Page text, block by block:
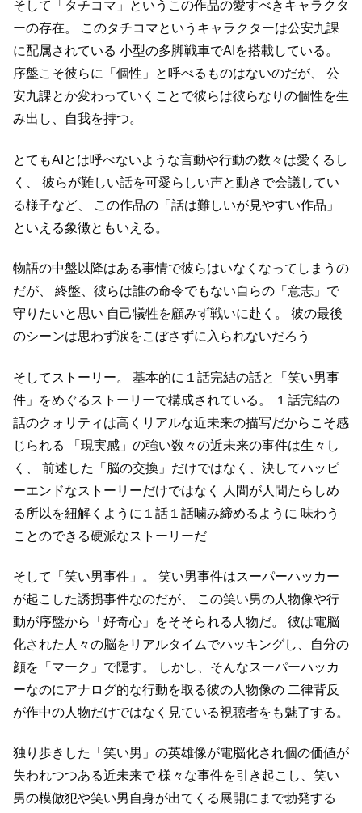
そして「タチコマ」というこの作品の愛すべきキャラクタ
ーの存在。
このタチコマというキャラクターは公安九課
に配属されている 小型の多脚戦車でAIを搭載している。
序盤こそ彼らに「個性」と呼べるものはないのだが、
公
安九課とか変わっていくことで彼らは彼らなりの個性を生
み出し、自我を持つ。
とてもAIとは呼べないような言動や行動の数々は愛くるし
く、
彼らが難しい話を可愛らしい声と動きで会議してい
る様子など、
この作品の「話は難しいが見やすい作品」
といえる象徴ともいえる。
物語の中盤以降はある事情で彼らはいなくなってしまうの
だが、
終盤、彼らは誰の命令でもない自らの「意志」で
守りたいと思い 自己犠牲を顧みず戦いに赴く。
彼の最後
のシーンは思わず涙をこぼさずに入られないだろう
そしてストーリー。
基本的に１話完結の話と「笑い男事
件」をめぐるストーリーで構成されている。
１話完結の
話のクォリティは高くリアルな近未来の描写だからこそ感
じられる
「現実感」の強い数々の近未来の事件は生々し
く、
前述した「脳の交換」だけではなく、決してハッピ
ーエンドなストーリーだけではなく
人間が人間たらしめ
る所以を紐解くように１話１話噛み締めるように 味わう
ことのできる硬派なストーリーだ
そして「笑い男事件」。
笑い男事件はスーパーハッカー
が起こした誘拐事件なのだが、
この笑い男の人物像や行
動が序盤から「好奇心」をそそられる人物だ。
彼は電脳
化された人々の脳をリアルタイムでハッキングし、自分の
顔を「マーク」で隠す。
しかし、そんなスーパーハッカ
ーなのにアナログ的な行動を取る彼の人物像の 二律背反
が作中の人物だけではなく見ている視聴者をも魅了する。
独り歩きした「笑い男」の英雄像が電脳化され個の価値が
失われつつある近未来で様々な事件を引き起こし、笑い
男の模倣犯や笑い男自身が出てくる展開にまで勃発する